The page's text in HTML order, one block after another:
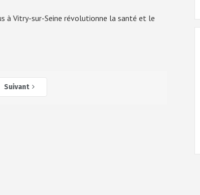
à Vitry-sur-Seine révolutionne la santé et le
Suivant